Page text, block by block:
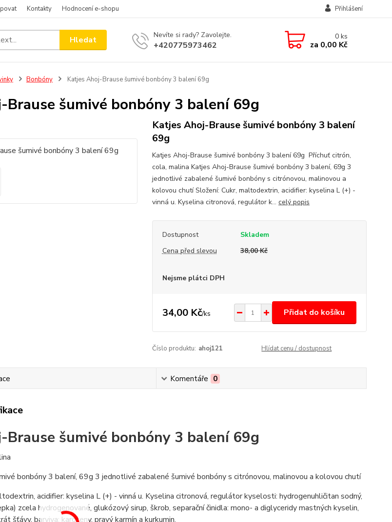
Kontakty Hodnocení e-shopu Přihlášení
Hledat Nevíte si rady? Zavolejte.
+420775973462
0ks
za 0,00 Kč
Bonbóny Katjes Ahoj-Brause šumivé bonbóny 3 balení 69g
Brause šumivé bonbóny 3 balení 69g
Katjes Ahoj-Brause šumivé bonbóny 3 balení
69g
Katjes Ahoj-Brause šumivé bonbóny 3 balení 69g Příchuť citrón,
cola, malina Katjes Ahoj-Brause šumivé bonbóny 3 balení, 69g 3
jednotlivé zabalené šumivé bonbóny s citrónovou, malinovou a
kolovou chutí Složení: Cukr, maltodextrin, acidifier: kyselina L (+) -
vinná u. Kyselina citronová, regulátor k... celý popis
Dostupnost
Skladem
Cena před slevou
38,00 Kč
Nejsme plátci DPH
34,00 Kč/ks Přidat do košíku
Číslo produktu: ahoj121 Hlídat cenu / dostupnost
Komentáře 0
Brause šumivé bonbóny 3 balení 69g
bonbóny 3 balení, 69g 3 jednotlivé zabalené šumivé bonbóny s citrónovou, malinovou a kolovou chutí
acidifier: kyselina L (+) - vinná u. Kyselina citronová, regulátor kyselosti: hydrogenuhličitan sodný,
zcela hydrogenované, glukózový sirup, škrob, separační činidla: mono- a diglyceridy mastných kyselin,
šťávy, barviva: karoteny, pravý karmín a kurkumin.